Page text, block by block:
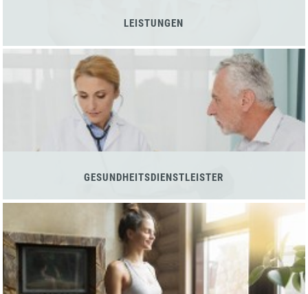
LEISTUNGEN
GESUNDHEITSDIENSTLEISTER